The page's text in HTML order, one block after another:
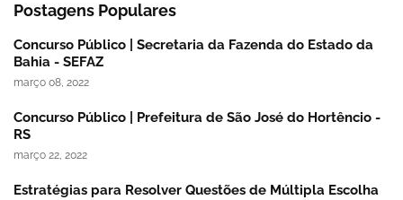
Postagens Populares
Concurso Público | Secretaria da Fazenda do Estado da
Bahia - SEFAZ
março 08, 2022
Concurso Público | Prefeitura de São José do Hortêncio -
RS
março 22, 2022
Estratégias para Resolver Questões de Múltipla Escolha